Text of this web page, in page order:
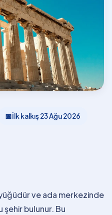
📅İlk kalkış23 Ağu 2026
ve ada merkezinde
bulunur. Bu